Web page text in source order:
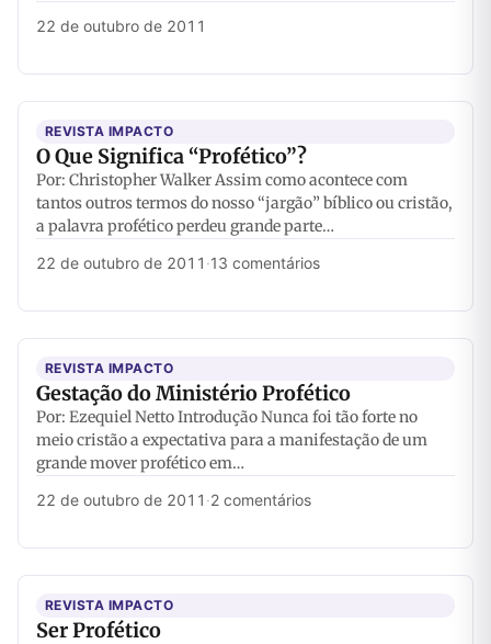
22 de outubro de 2011
REVISTA IMPACTO
O Que Significa “Profético”?
Por: Christopher Walker Assim como acontece com
tantos outros termos do nosso “jargão” bíblico ou cristão,
a palavra profético perdeu grande parte…
22 de outubro de 2011 ·13 comentários
REVISTA IMPACTO
Gestação do Ministério Profético
Por: Ezequiel Netto Introdução Nunca foi tão forte no
meio cristão a expectativa para a manifestação de um
grande mover profético em…
22 de outubro de 2011 ·2 comentários
REVISTA IMPACTO
Ser Profético